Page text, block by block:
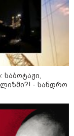
საქართველო
ტექნიკური
-
ანალიზი
დიდი
საქართველოს
მოუწევს...
- სანდრო